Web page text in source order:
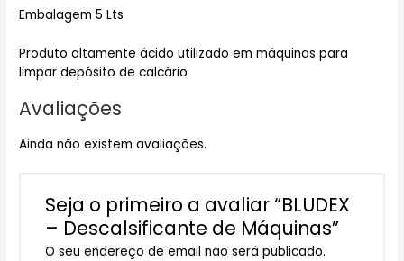
Embalagem 5 Lts
Produto altamente ácido utilizado em máquinas para
limpar depósito de calcário
Avaliações
Ainda não existem avaliações.
Seja o primeiro a avaliar “BLUDEX
– Descalsificante de Máquinas”
O seu endereço de email não será publicado.